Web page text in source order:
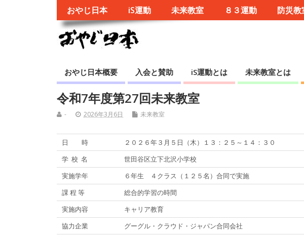
おやじ日本 iS運動 未来教室 ８３運動 防災教
おやじ日本概要 入会と賛助 iS運動とは 未来教室とは
令和7年度第27回未来教室
- 2026年3月6日 未来教室
日 時
２０２６年３月５日（木）１３：２５～１４：３０
学 校 名
世田谷区立下北沢小学校
実施学年
６年生 ４クラス（１２５名）合同で実施
課 程 等
総合的学習の時間
実施内容
キャリア教育
協力企業
グーグル・クラウド・ジャパン合同会社